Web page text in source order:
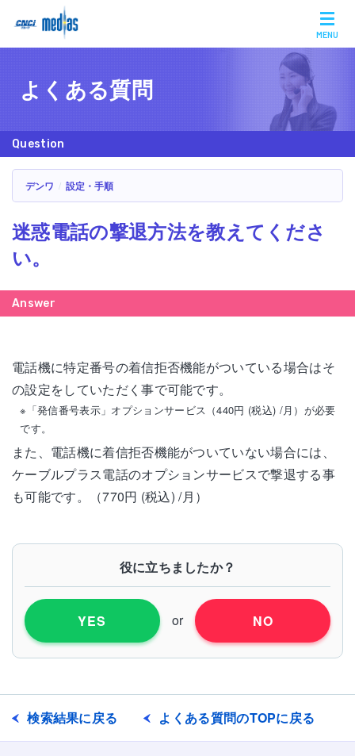
MENU
よくある質問
デンワ 設定・手順
迷惑電話の撃退方法を教えてくださ
い。
電話機に特定番号の着信拒否機能がついている場合はそ
の設定をしていただく事で可能です。
※「発信番号表示」オプションサービス（440円 (税込) /月）が必要
です。
また、電話機に着信拒否機能がついていない場合には、
ケーブルプラス電話のオプションサービスで撃退する事
も可能です。（770円 (税込) /月）
役に立ちましたか？
YES or NO
検索結果に戻る よくある質問のTOPに戻る